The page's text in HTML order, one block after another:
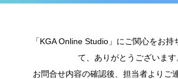
「KGA Online Studio」にご関心をお持
て、ありがとうございます
お問合せ内容の確認後、担当者よりご